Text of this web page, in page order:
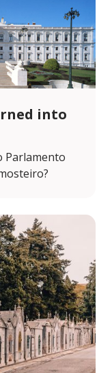
into
Parlamento